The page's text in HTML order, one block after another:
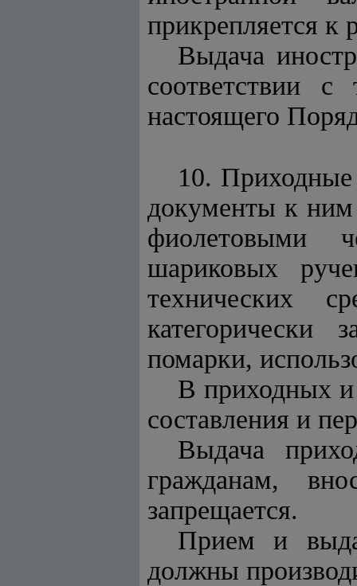
прикрепляется к
Выдача
соответствии
настоящего
10. Приходные
документы к ним
фиолетовыми
шариковых
технических
категорически
помарки,
В приходных и
составления и
Выдача
гражданам,
запрещается.
Прием и
должны